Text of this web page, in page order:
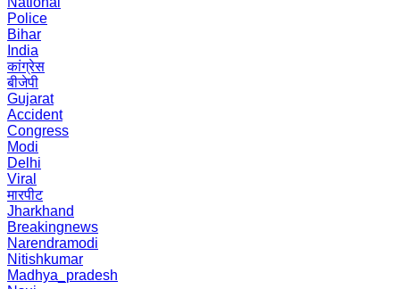
Police
Bihar
India
कांग्रेस
बीजेपी
Gujarat
Accident
Congress
Modi
Delhi
Viral
मारपीट
Jharkhand
Breakingnews
Narendramodi
Nitishkumar
Madhya_pradesh